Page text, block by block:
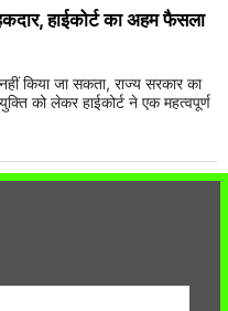
हाईकोर्ट का अहम फैसला
किया जा सकता, राज्य सरकार का
को लेकर हाईकोर्ट ने एक महत्वपूर्ण